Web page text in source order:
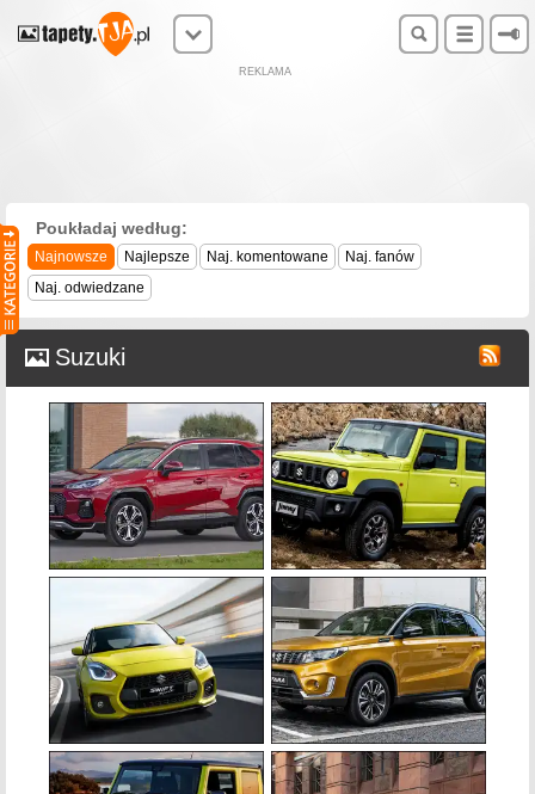
REKLAMA
Poukładaj według:
Najnowsze Najlepsze Naj. komentowane
Naj. fanów
Naj. odwiedzane
Suzuki